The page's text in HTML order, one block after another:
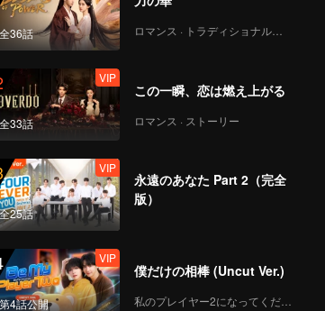
全36話 ロマンス · トラディショナル・コスチューム
全33話
VIP
この一瞬、恋は燃え上がる
ロマンス · ストーリー
25話
VIP
永遠のあなた Part 2（完全
版）
4話公開
VIP
僕だけの相棒 (Uncut Ver.)
私のプレイヤー2になってください